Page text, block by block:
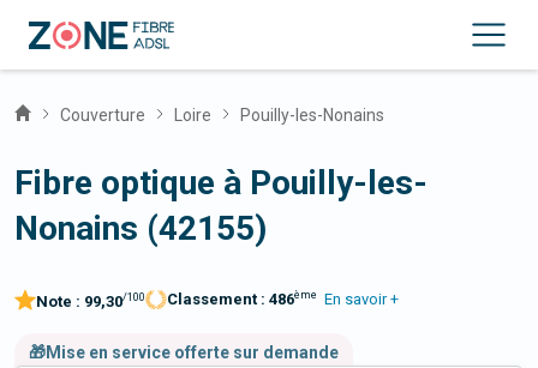
Couverture Loire Pouilly-les-Nonains
Fibre optique à Pouilly-les-
Nonains (42155)
Note : 99,30/100 Classement : 486ème En savoir +
🎁Mise en service offerte sur demande